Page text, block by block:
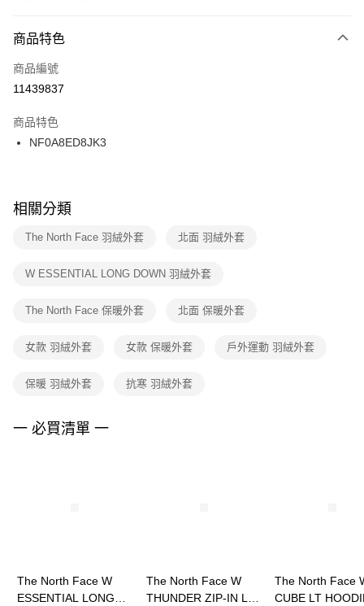
３．安心：先確認商品／服務後，再付款。
【「AFTEE先享後付」結帳流程】
１．於結帳方式選擇「AFTEE先享後付」後，將跳轉至「AFTEE先享後付」
２．訂單成立數日內，您將收到繳費通知簡訊。
３．收到繳費通知簡訊後14天內，點擊此簡訊中的連結，可透過四大超商／
ATM／網路銀行／等多元方式進行付款，方視為交易完成。
※ 交易是否成功請以「AFTEE先享後付 」之結帳頁面顯示為準，若有關於
是否繳費成功／繳費後需取消欲退款等相關疑問，請聯繫「AFTEE先享後付
客戶支援中心」https://netprotections.freshdesk.com/support/home
１．透過由恩沛科技股份有限公司提供之「AFTEE先享後付」服務完成之交
權轉讓予恩沛科技股份有限公司。
３．未成年的使用者請事先徵得法定代理人或監護人之同意方可使用
任。
請求用戶進行身份認證。
５．嚴禁一人註冊多個帳號或使用他人資訊註冊。若發現惡意使用之情形，
每筆NT$100，滿NT$1,500(含以上)免運費
宅配
每筆NT$100，滿NT$1,500(含以上)免運費
付款後門市自取
每筆NT$100，滿NT$1,500(含以上)免運費
商品特色
商品編號
11439837
商品特色
NF0A8ED8JK3
相關分類
The North Face 羽絨外套 北面 羽絨外套
W ESSENTIAL LONG DOWN 羽絨外套
The North Face 保暖外套 北面 保暖外套
女款 羽絨外套 女款 保暖外套 戶外運動 羽絨外套
保暖 羽絨外套 抗寒 羽絨外套
一 必買清單 一
The North Face W
ESSENTIAL LONG
The North Face W
THUNDER ZIP-IN LT
The North Face
CUBE LT